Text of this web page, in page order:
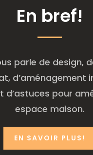
En bref!
parle de design,
d’aménagement
d’astuces pour
espace maison.
EN SAVOIR PLUS!